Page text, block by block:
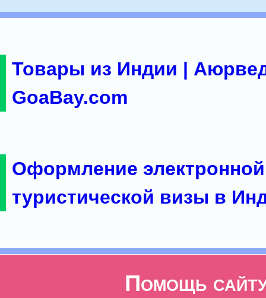
Товары из Индии |
GoaBay.com
Оформление электронной
туристической визы в
Помощь